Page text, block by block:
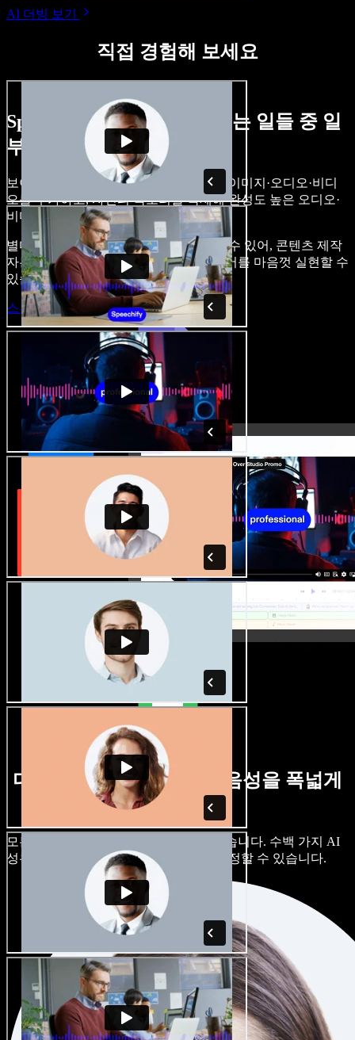
AI 더빙 보기
직접 경험해 보세요
Speechify Studio로 할 수 있는 일들 중 일
부입니다.
보이스오버를 만들고, 로열티 프리 스톡 이미지·오디오·비디
오를 추가하고, 자신의 목소리를 복제해 완성도 높은 오디오·
비디오 프로젝트를 완성할 수 있습니다.
별다른 학습 없이 브라우저에서 바로 쓸 수 있어, 콘텐츠 제작
자는 기존의 제약을 벗어나 모든 아이디어를 마음껏 실현할 수
있습니다.
스튜디오 시작하기
다양한 억양의 남성·여성 음성을 폭넓게
제공합니다
모든 프로젝트가 똑같이 들릴 필요는 없습니다. 수백 가지 AI
성우와 억양 중에서 고르고, 세부까지 조정할 수 있습니다.